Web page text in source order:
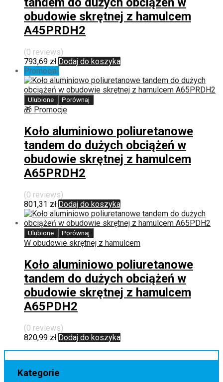
obudowie skrętnej z hamulcem
A45PRDH2
(0 reviews)
793,69 zł Dodaj do koszyka
Promocja!
Ulubione Porównaj
🎁 Promocje
Koło aluminiowo poliuretanowe
tandem do dużych obciążeń w
obudowie skrętnej z hamulcem
A65PRDH2
(0 reviews)
801,31 zł Dodaj do koszyka
Ulubione Porównaj
W obudowie skrętnej z hamulcem
Koło aluminiowo poliuretanowe
tandem do dużych obciążeń w
obudowie skrętnej z hamulcem
A65PDH2
(0 reviews)
820,99 zł Dodaj do koszyka
Kategorie